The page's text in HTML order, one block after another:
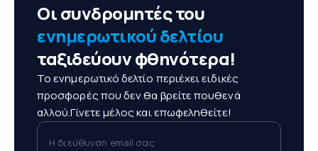
Οι συνδρομητές του
ενημερωτικού δελτίου
ταξιδεύουν φθηνότερα!
Το ενημερωτικό δελτίο περιέχει ειδικές
προσφορές που δεν θα βρείτε πουθενά
αλλού.Γίνετε μέλος και επωφεληθείτε!
Η διεύθυνση email σας